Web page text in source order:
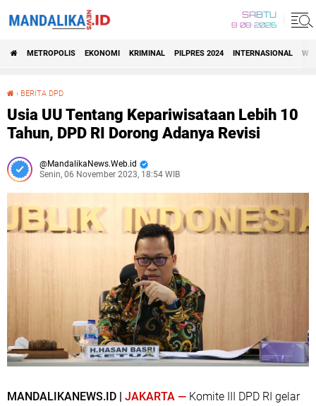
SABTU
8•08•2026
METROPOLIS EKONOMI KRIMINAL PILPRES 2024 INTERNASIONAL
› BERITA DPD
Usia UU Tentang Kepariwisataan Lebih 10
Tahun, DPD RI Dorong Adanya Revisi
MandalikaNews.Web.id
Senin, 06 November 2023, 18:54 WIB
MANDALIKANEWS.ID | JAKARTA — Komite III DPD RI gelar